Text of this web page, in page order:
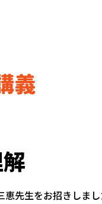
義
先生をお招きしまし